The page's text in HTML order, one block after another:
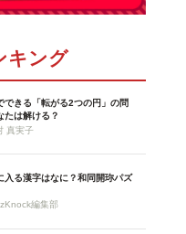
キング
できる「転がる2つの円」の問
たは解ける？
真実子
入る漢字はなに？和同開珎パズ
編集部